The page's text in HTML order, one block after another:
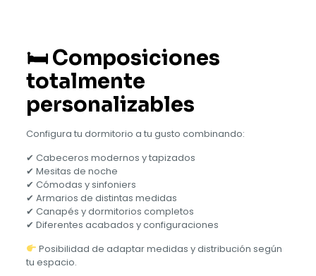
🛏 Composiciones
totalmente
personalizables
Configura tu dormitorio a tu gusto combinando:
✔ Cabeceros modernos y tapizados
✔ Mesitas de noche
✔ Cómodas y sinfoniers
✔ Armarios de distintas medidas
✔ Canapés y dormitorios completos
✔ Diferentes acabados y configuraciones
Posibilidad de adaptar medidas y distribución según
tu espacio.